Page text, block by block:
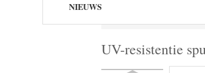
NIEUWS
UV-resistentie